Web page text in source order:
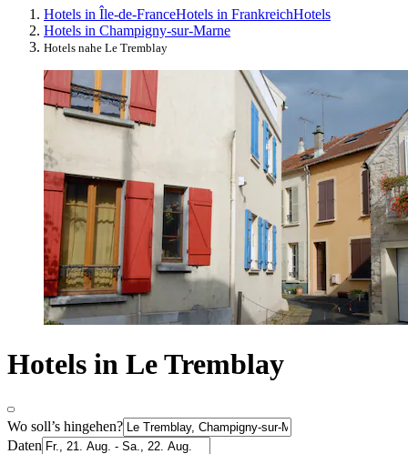
Hotels in Île-de-FranceHotels in FrankreichHotels
Hotels in Champigny-sur-Marne
Hotels nahe Le Tremblay
Hotels in Le Tremblay
Wo soll’s hingehen?
Daten